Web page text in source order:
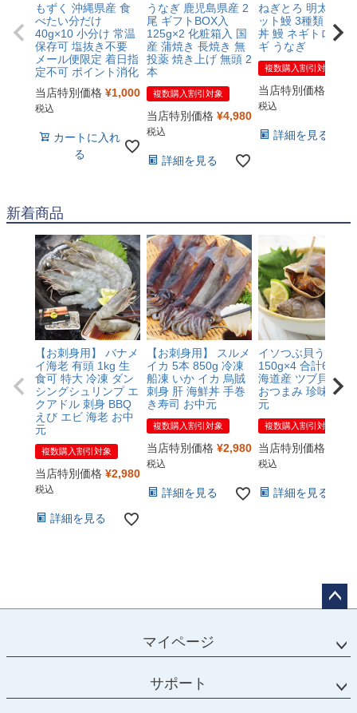
もずく 沖縄県産 食
べたい分だけ
40g×10 小分け 常温
保存可 塩抜き不要
メール便限定 着日指
定不可 ポイント消化
当店特別価格 ¥1,000
税込
カートに入れ
る
うなぎ 鹿児島県産 2
尾 ギフトBOX入
125g×2 化粧箱入 国
産 蒲焼き 長焼き 無
投薬 焼き上げ 無頭 2
本
複数購入割引対象
当店特別価格 ¥4,980
税込
詳細を見る
ねぎとろ 明太子 カ
ット鰻 3種類 セッ
丼 鰻 ネギトロ ウナ
ギ うなぎ
複数購入割引対象
当店特別価格
税込
詳細を見る
新着商品
【お刺身用】 バナメ
イ海老 有頭 1kg 生
食可 特大 冷凍 ダン
シングシュリンプ エ
クアドル 刺身 BBQ
えび エビ 海老 お中
元
複数購入割引対象
当店特別価格 ¥2,980
税込
詳細を見る
【お刺身用】 スルメ
イカ 5本 850g 冷凍
船凍 いか イカ 烏賊
刺身 肝 海鮮丼 手巻
き寿司 お中元
複数購入割引対象
当店特別価格 ¥2,980
税込
詳細を見る
イソつぶ貝うま煮
150g×4 合計600g
海道産 ツブ貝 冷凍
おつまみ 珍味 お中
元
複数購入割引対象
当店特別価格
税込
詳細を見る
ップ
マイページ
サポート